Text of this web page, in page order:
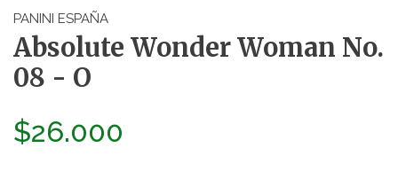
PANINI ESPAÑA
Absolute Wonder Woman No.
08 - O
$26.000